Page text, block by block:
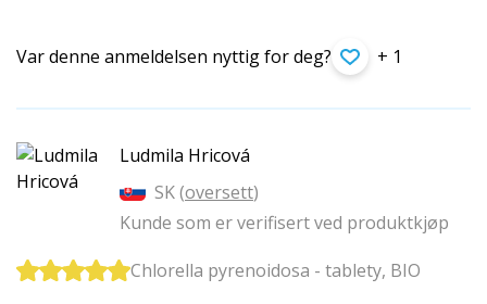
Var denne anmeldelsen nyttig for deg? + 1
Ludmila Hricová
SK (oversett)
Kunde som er verifisert ved produktkjøp
Chlorella pyrenoidosa - tablety, BIO